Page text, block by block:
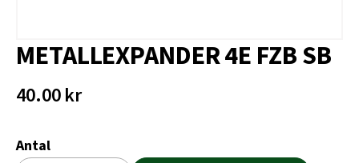
METALLEXPANDER 4E FZB SB
40.00kr
Antal